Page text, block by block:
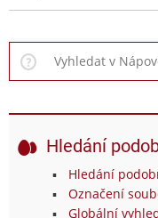
Hledání
Hledání
Označení
Globální